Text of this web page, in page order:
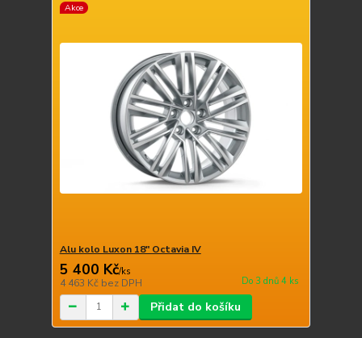
Akce
Alu kolo Luxon 18" Octavia IV
5 400 Kč/ks
4 463 Kč bez DPH Do 3 dnů 4 ks
Přidat do košíku